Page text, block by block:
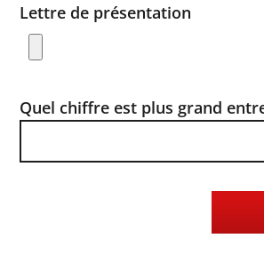
Lettre de présentation
Quel chiffre est plus grand